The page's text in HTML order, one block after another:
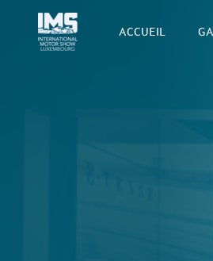
ACCUEIL